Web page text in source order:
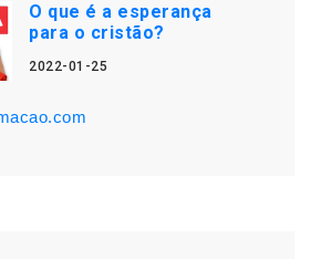
O que é a esperança
para o cristão?
2022-01-25